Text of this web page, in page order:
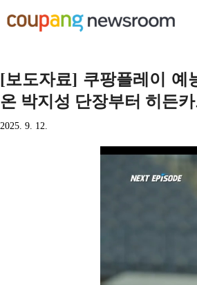
[보도자료] 쿠팡플레이 예
온 박지성 단장부터 히든
2025. 9. 12.